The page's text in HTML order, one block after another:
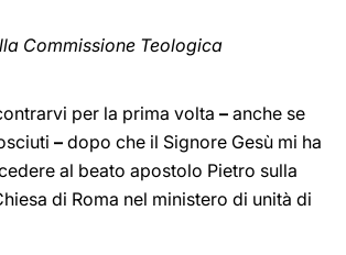
Commissione Teologica
per la prima volta – anche se
– dopo che il Signore Gesù mi ha
al beato apostolo Pietro sulla
di Roma nel ministero di unità di